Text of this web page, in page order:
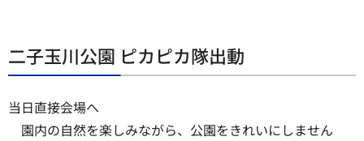
二子玉川公園 ピカピカ隊出動
当日直接会場へ
園内の自然を楽しみながら、公園をきれいにしません